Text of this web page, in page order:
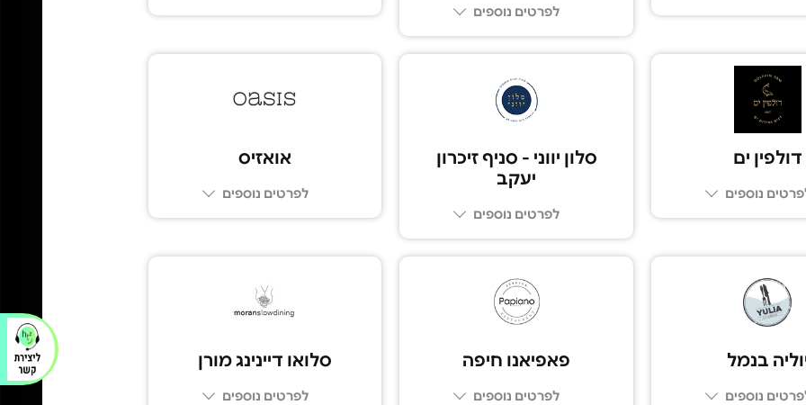
03-794-3529
לפרטים נוספים
דולפין ים
נוספים
סלון יווני - סניף זיכרון
יעקב
לפרטים נוספים
אואזיס
לפרטים נוספים
בנמל
נוספים
פאפיאנו חיפה
לפרטים נוספים
סלואו דיינינג מורן
לפרטים נוספים